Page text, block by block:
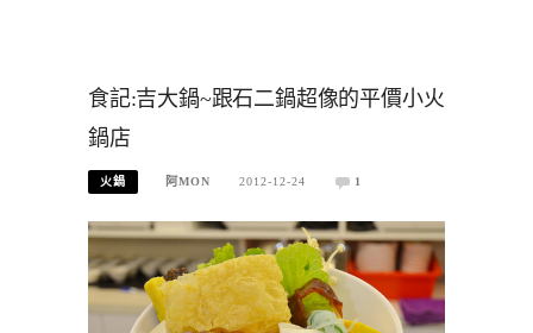
食記:吉大鍋~跟石二鍋超像的平價小火
鍋店
火鍋 阿MON 2012-12-24 1